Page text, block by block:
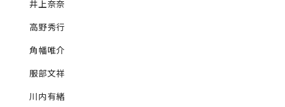
井上奈奈
高野秀行
角幡唯介
服部文祥
川内有緒